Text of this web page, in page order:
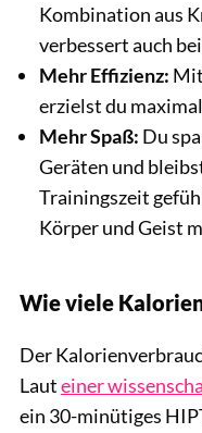
Kombination aus
verbessert auch
Mehr Effizienz:
erzielst du
Mehr Spaß: Du
Geräten und
Trainingszeit
Körper und Geist
Wie viele
Der
Lauteiner
ein 30-minütiges